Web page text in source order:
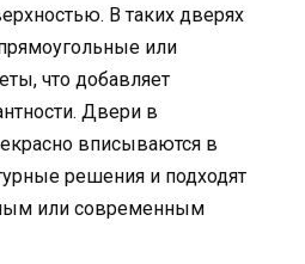
В таких дверях
или
что добавляет
Двери в
вписываются в
решения и подходят
или современным